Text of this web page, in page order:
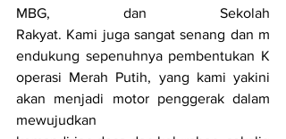
MBG, dan Sekolah
Rakyat. Kami juga sangat senang dan m
endukung sepenuhnya pembentukan K
operasi Merah Putih, yang kami yakini
akan menjadi motor penggerak dalam
mewujudkan